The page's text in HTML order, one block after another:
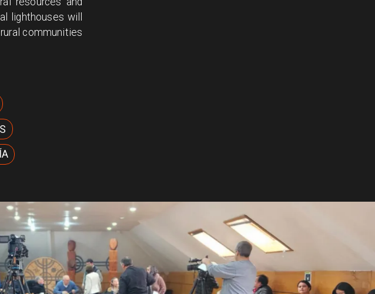
lighthouses will
communities